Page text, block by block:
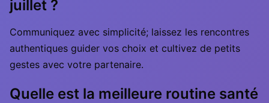
juillet ?
Communiquez avec simplicité; laissez les rencontres
authentiques guider vos choix et cultivez de petits
gestes avec votre partenaire.
Quelle est la meilleure routine santé